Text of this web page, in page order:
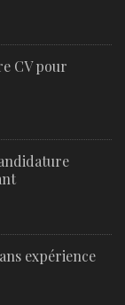
CV pour
expérience